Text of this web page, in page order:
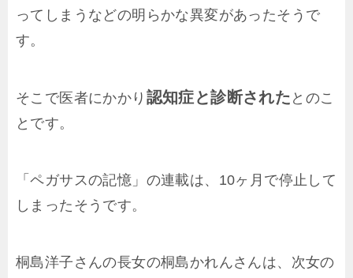
ってしまうなどの明らかな異変があったそうで
す。
そこで医者にかかり 認知症と診断された とのこ
とです。
「ペガサスの記憶」の連載は、10ヶ月で停止して
しまったそうです。
桐島洋子さんの長女の桐島かれんさんは、次女の